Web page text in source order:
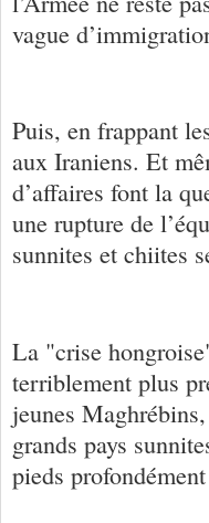
vague
Puis, en frappant
aux Iraniens. Et
d’affaires font la
une rupture de
sunnites et chiites
La "crise
terriblement plus
jeunes
grands pays
pieds